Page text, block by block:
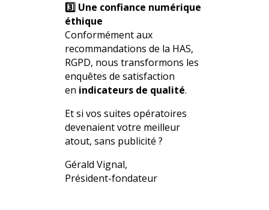
3️⃣ Une confiance numérique
éthique
Conformément aux
recommandations de la HAS,
RGPD, nous transformons les
enquêtes de satisfaction
en indicateurs de qualité.
Et si vos suites opératoires
devenaient votre meilleur
atout, sans publicité ?
Gérald Vignal,
Président-fondateur